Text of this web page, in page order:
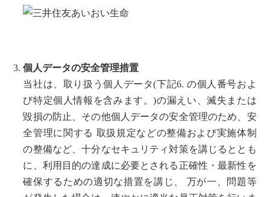
個人データの安全管理措置
当社は、取り扱う個人データ(下記6. の個人番号およ
び特定個人情報を含みます。)の漏えい、滅失または
毀損の防止、その他個人データの安全管理のため、安
全管理に関する 取扱規定などの整備および実施体制
の整備など、十分なセキュリティ対策を講じるととも
に、利用目的の達成に必要とされる正確性・最新性を
確保するための適切な措置を講じ、 万が一、問題等